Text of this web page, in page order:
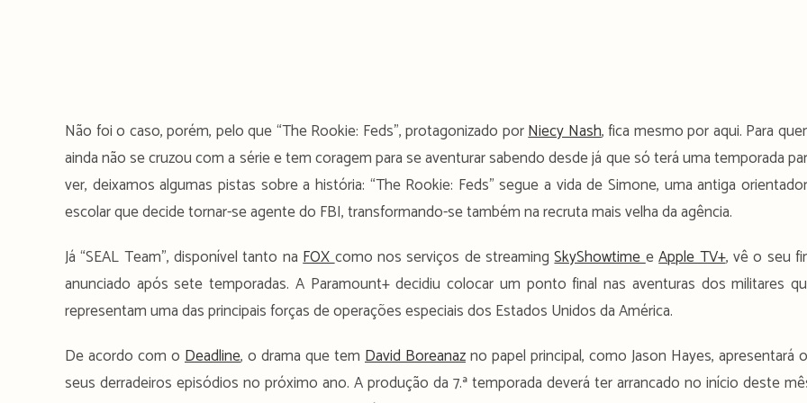
Não foi o caso, porém, pelo que “The Rookie: Feds”, protagonizado porNiecy Nash, fica mesmo por aqui. Para
ainda não se cruzou com a série e tem coragem para se aventurar sabendo desde já que só terá uma temporada
ver, deixamos algumas pistas sobre a história: “The Rookie: Feds” segue a vida de Simone, uma antiga
escolar que decide tornar-se agente do FBI, transformando-se também na recruta mais velha da agência.
Já “SEAL Team”, disponível tanto naFOXcomo nos serviços de streamingSkyShowtimeeApple TV+, vê o seu
anunciado após sete temporadas. A Paramount+ decidiu colocar um ponto final nas aventuras dos militares
representam uma das principais forças de operações especiais dos Estados Unidos da América.
De acordo com o Deadline, o drama que tem David Boreanazno papel principal, como Jason Hayes, apresentará
seus derradeiros episódios no próximo ano. A produção da 7.ª temporada deverá ter arrancado no início deste